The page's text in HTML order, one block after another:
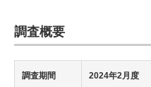
調査概要
調査期間 2024年2月度